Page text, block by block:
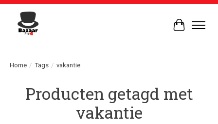
Home / Tags / vakantie
Producten getagd met
vakantie